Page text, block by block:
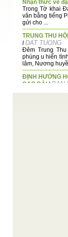
Nhận thức về
Trong Tờ khai
văn bằng tiếng
gửi cho ...
TRUNG THU
/DAT TUONG
Đêm Trung
phùng u hiển
lâm, Nương
ĐỊNH HƯỚNG
CAO ĐÀI / BAN